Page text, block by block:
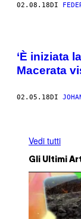
02.08.18DI
‘È iniziata
Macerata
02.05.18DI
Vedi tutti
Gli Ultimi